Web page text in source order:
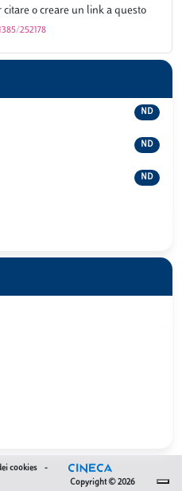
o creare un link a questo
252178
ND
ND
ND
cookies
-
Copyright © 2026